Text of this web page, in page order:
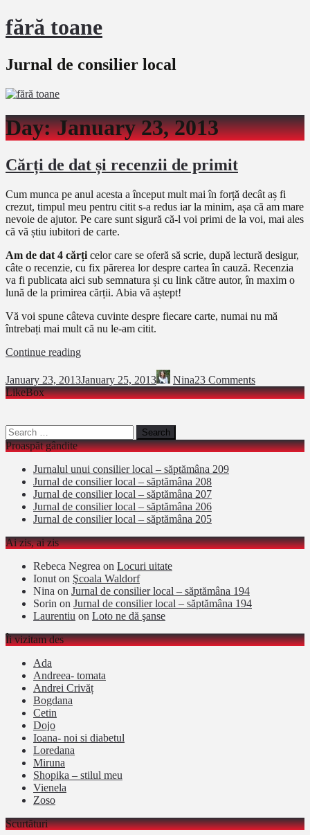
fără toane
Jurnal de consilier local
Day:January 23, 2013
Cărți de dat și recenzii de primit
Cum munca pe anul acesta a început mult mai în forță decât aș fi
crezut, timpul meu pentru citit s-a redus iar la minim, așa că am mare
nevoie de ajutor. Pe care sunt sigură că-l voi primi de la voi, mai ales
că vă știu iubitori de carte.
Am de dat 4 cărți celor care se oferă să scrie, după lectură desigur,
câte o recenzie, cu fix părerea lor despre cartea în cauză. Recenzia
va fi publicata aici sub semnatura și cu link către autor, în maxim o
lună de la primirea cărții. Abia vă aștept!
Vă voi spune câteva cuvinte despre fiecare carte, numai nu mă
întrebați mai mult că nu le-am citit.
Continue readingCărți
dat
și
recenzii
primit
January 23, 2013January 25, 2013 Nina23 Comments
LikeBox
Search
for:
Proaspăt gândite
Jurnalul unui consilier local – săptămâna 209
Jurnal de consilier local – săptămâna 208
Jurnal de consilier local – săptămâna 207
Jurnal de consilier local – săptămâna 206
Jurnal de consilier local – săptămâna 205
Ai zis, ai zis
Rebeca Negrea on Locuri uitate
Ionut on Şcoala Waldorf
Nina on Jurnal de consilier local – săptămâna 194
Sorin on Jurnal de consilier local – săptămâna 194
Laurentiu on Loto ne dă şanse
Îi vizitam des
Ada
Andreea- tomata
Andrei Crivăț
Bogdana
Cetin
Dojo
Ioana- noi si diabetul
Loredana
Miruna
Shopika – stilul meu
Vienela
Zoso
Scurtături